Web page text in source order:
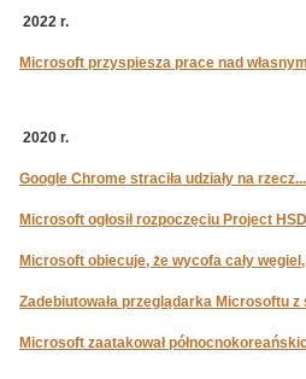
2022 r.
Microsoft przyspiesza prace nad
2020 r.
Google Chrome straciła udziały na
Microsoft ogłosił rozpoczęciu Project HSD
Microsoft obiecuje, że wycofa cały
Zadebiutowała przeglądarka Microsoftu
Microsoft zaatakował